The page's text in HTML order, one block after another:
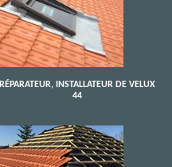
RÉPARATEUR, INSTALLATEUR DE VELUX
44